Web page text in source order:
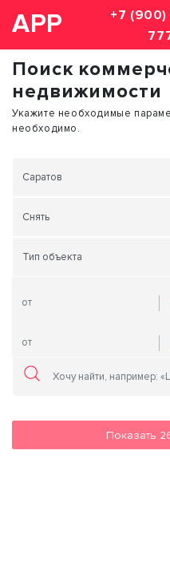
АРР
+7 (900)
Поиск
недвижимости
Укажите необходимые
необходимо.
Саратов
Снять
Тип объекта
Показать